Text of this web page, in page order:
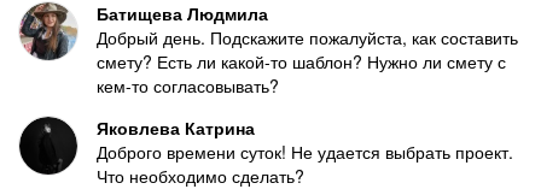
Батищева Людмила
Добрый день. Подскажите пожалуйста, как составить
смету? Есть ли какой-то шаблон? Нужно ли смету с
кем-то согласовывать?
Яковлева Катрина
Доброго времени суток! Не удается выбрать проект.
Что необходимо сделать?